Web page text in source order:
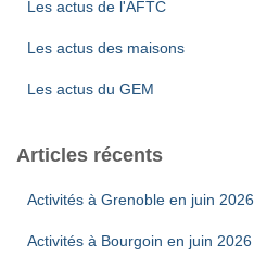
:
Les actus de l'AFTC
Les actus des maisons
Les actus du GEM
Articles récents
Activités à Grenoble en juin 2026
Activités à Bourgoin en juin 2026